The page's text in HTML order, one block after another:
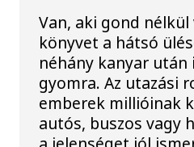
Van, aki gond
könyvet a hátsó
néhány kanyar
gyomra. Az utazási
emberek millióinak
autós, buszos vagy